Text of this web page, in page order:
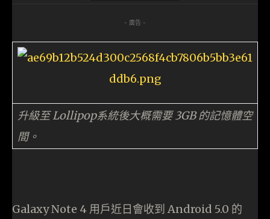
- 廣告 -
升級至 Lollipop系統後大概需要 3GB 的記憶體空
間。
Galaxy Note 4 用戶近日會收到 Android 5.0 的